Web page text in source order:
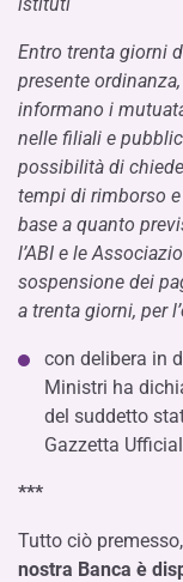
Entro trenta giorni
presente
informano i
nelle filiali e
possibilità di
tempi di rimborso
base a quanto
l’ABI e le
sospensione dei
a trenta giorni, per
con delibera in
Ministri ha
del suddetto
Gazzetta
***
Tutto ciò
nostra Banca è